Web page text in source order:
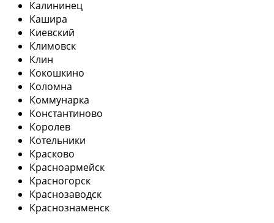
Калининец
Кашира
Киевский
Климовск
Клин
Кокошкино
Коломна
Коммунарка
Константиново
Королев
Котельники
Красково
Красноармейск
Красногорск
Краснозаводск
Краснознаменск